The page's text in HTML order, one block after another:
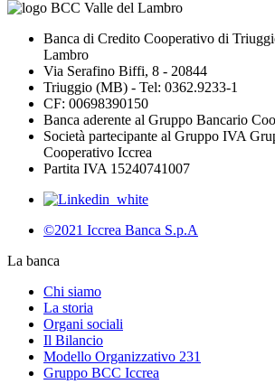
Banca di Credito Cooperativo di
Lambro
Via Serafino Biffi, 8 - 20844
Triuggio (MB) - Tel: 0362.9233-1
CF: 00698390150
Banca aderente al Gruppo Bancario
Società partecipante al Gruppo IVA
Cooperativo Iccrea
Partita IVA 15240741007
©2021 Iccrea Banca S.p.A
La banca
Chi siamo
La storia
Organi sociali
Il Bilancio
Modello Organizzativo 231
Gruppo BCC Iccrea